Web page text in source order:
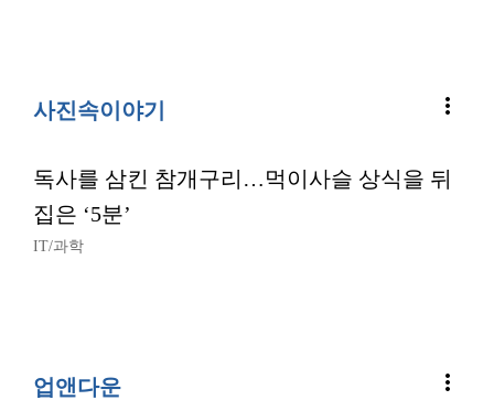
사진속이야기 more_vert
독사를 삼킨 참개구리…먹이사슬 상식을 뒤
집은 ‘5분’
IT/과학
업앤다운 more_vert